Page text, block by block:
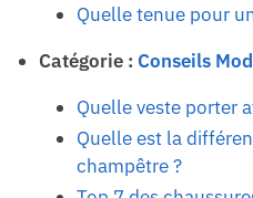
Quelle tenue pour
Catégorie : Conseils
Quelle veste porter
Quelle est la
champêtre ?